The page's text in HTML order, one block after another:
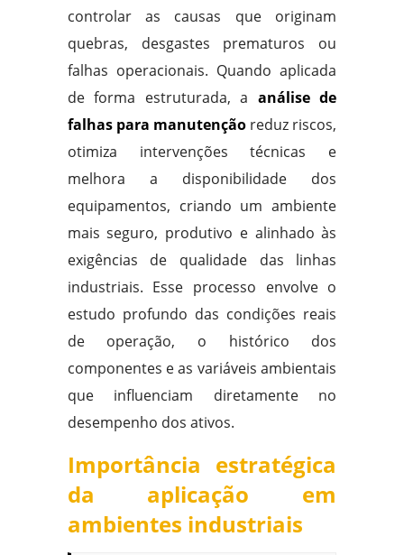
controlar as causas que originam
quebras, desgastes prematuros ou
falhas operacionais. Quando aplicada
de forma estruturada, a análise de
falhas para manutenção reduz riscos,
otimiza intervenções técnicas e
melhora a disponibilidade dos
equipamentos, criando um ambiente
mais seguro, produtivo e alinhado às
exigências de qualidade das linhas
industriais. Esse processo envolve o
estudo profundo das condições reais
de operação, o histórico dos
componentes e as variáveis ambientais
que influenciam diretamente no
desempenho dos ativos.
Importância estratégica
da aplicação em
ambientes industriais